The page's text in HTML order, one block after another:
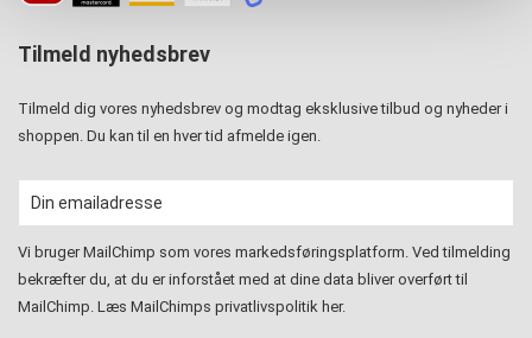
Tilmeld nyhedsbrev
Tilmeld dig vores nyhedsbrev og modtag eksklusive tilbud og nyheder i
shoppen. Du kan til en hver tid afmelde igen.
Vi bruger MailChimp som vores markedsføringsplatform. Ved tilmelding
bekræfter du, at du er inforstået med at dine data bliver overført til
MailChimp. Læs MailChimps privatlivspolitik her.